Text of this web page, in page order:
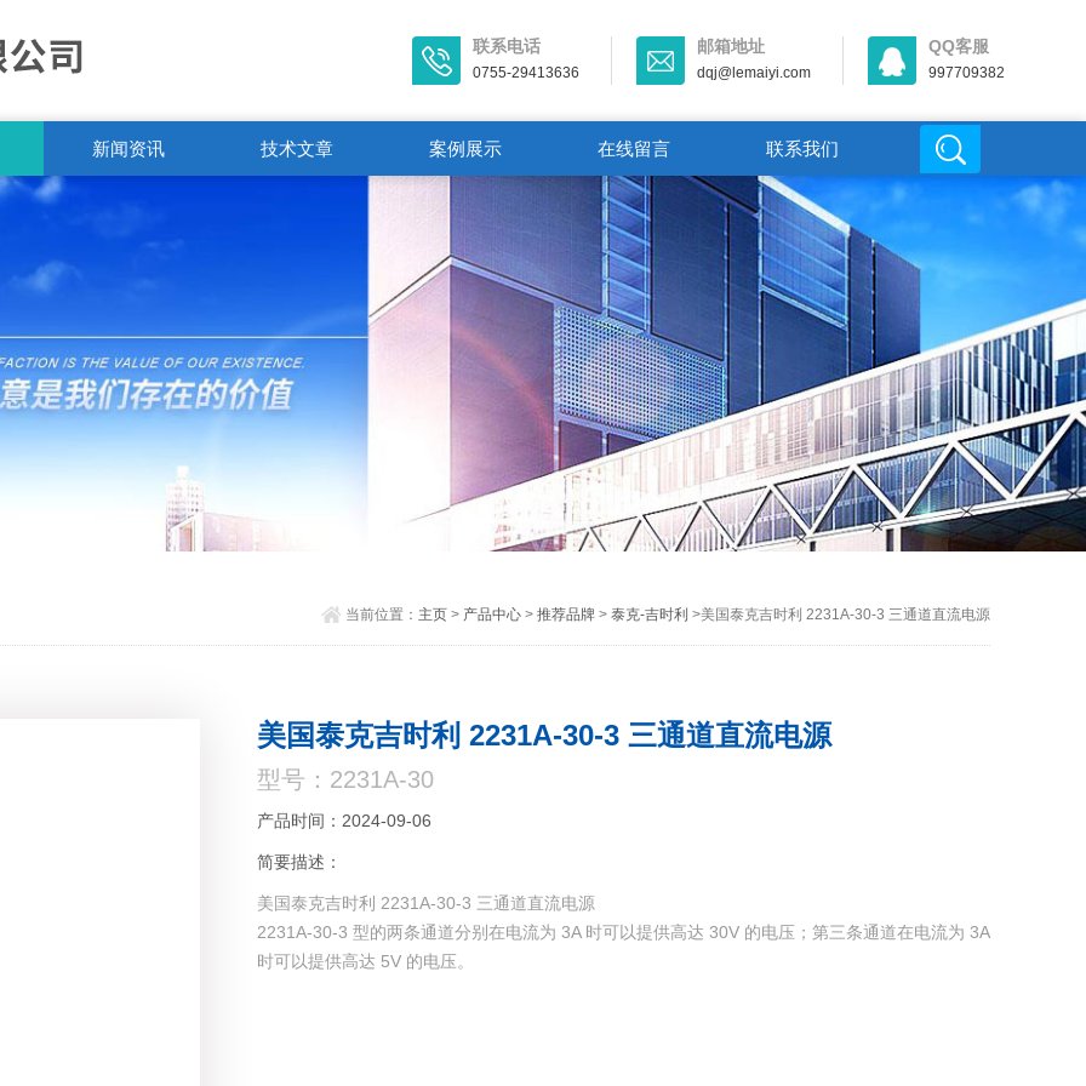
联系电话
0755-29413636
邮箱地址
dqj@lemaiyi.com
QQ客服
997709382
新闻资讯 技术文章 案例展示 在线留言 联系我们
当前位置： 主页> 产品中心> 推荐品牌> 泰克-吉时利 >美国泰克吉时利 2231A-30-3 三通道直流电源
美国泰克吉时利 2231A-30-3 三通道直流电源
型号：2231A-30
产品时间：2024-09-06
简要描述：
美国泰克吉时利 2231A-30-3 三通道直流电源
2231A-30-3 型的两条通道分别在电流为 3A 时可以提供高达 30V 的电压；第三条通道在电流为 3A
时可以提供高达 5V 的电压。